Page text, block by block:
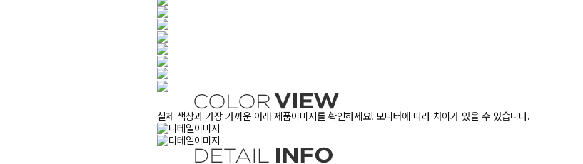
실제 색상과 가장 가까운 아래 제품이미지를 확인하세요! 모니터에 따라 차이가 있을 수 있습니다.